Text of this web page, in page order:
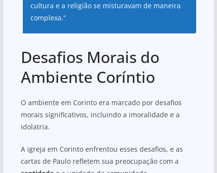
cultura e a religião se misturavam de maneira
complexa.”
Desafios Morais do
Ambiente Coríntio
O ambiente em Corinto era marcado por desafios
morais significativos, incluindo a imoralidade e a
idolatria.
A igreja em Corinto enfrentou esses desafios, e as
cartas de Paulo refletem sua preocupação com a